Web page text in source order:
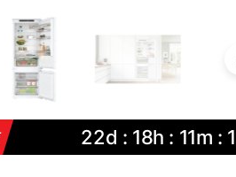
22d : 18h : 11m :